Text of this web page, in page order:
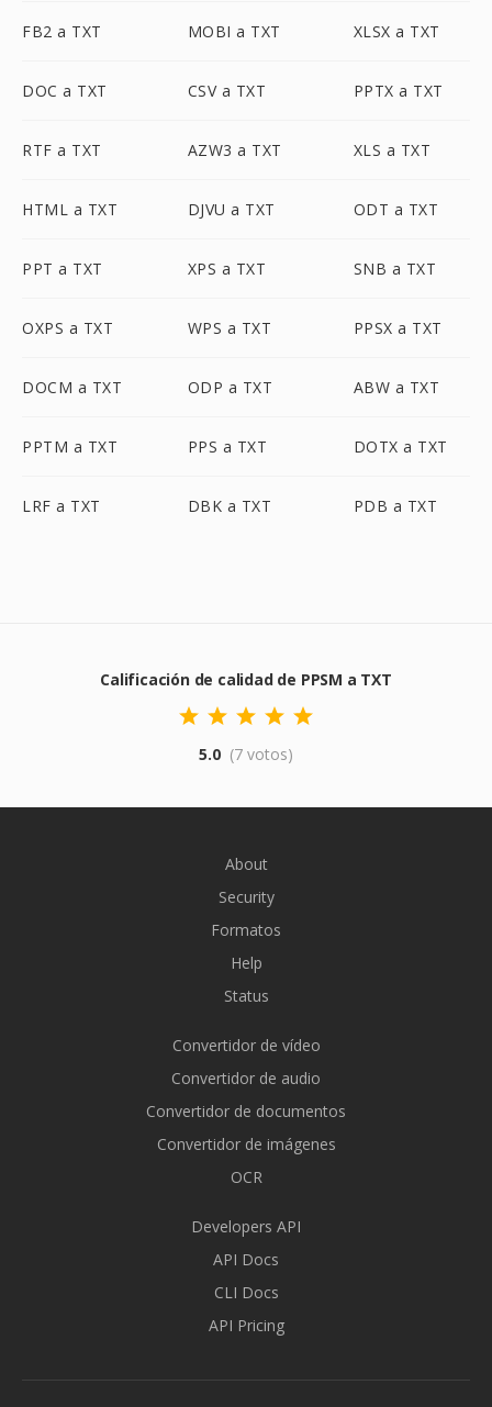
FB2 a TXT MOBI a TXT XLSX a TXT
DOC a TXT CSV a TXT PPTX a TXT
RTF a TXT AZW3 a TXT XLS a TXT
HTML a TXT DJVU a TXT ODT a TXT
PPT a TXT XPS a TXT SNB a TXT
OXPS a TXT WPS a TXT PPSX a TXT
DOCM a TXT ODP a TXT ABW a TXT
PPTM a TXT PPS a TXT DOTX a TXT
LRF a TXT DBK a TXT PDB a TXT
Calificación de calidad de PPSM a TXT
5.0 (7 votos)
About
Security
Formatos
Help
Status
Convertidor de vídeo
Convertidor de audio
Convertidor de documentos
Convertidor de imágenes
OCR
Developers API
API Docs
CLI Docs
API Pricing